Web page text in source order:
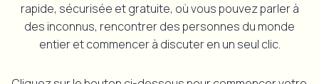
rapide, sécurisée et gratuite, où vous pouvez parler à
des inconnus, rencontrer des personnes du monde
entier et commencer à discuter en un seul clic.